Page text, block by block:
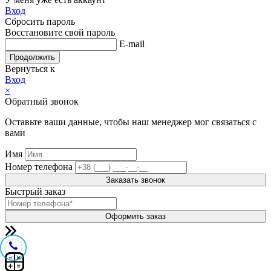
Вход
Сбросить пароль
Восстановите свой пароль
E-mail
Продолжить
Вернуться к
Вход
×
Обратный звонок
Оставьте ваши данные, чтобы наш менеджер мог связаться с
вами
Имя
Номер телефона
Заказать звонок
Быстрый заказ
Оформить заказ